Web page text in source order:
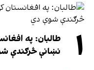
۱
طالبان: په
نښانې څرګندې